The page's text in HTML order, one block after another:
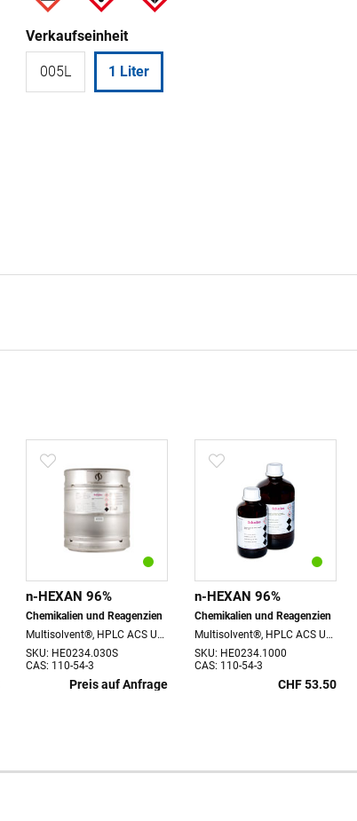
Verkaufseinheit
005L 1 Liter
n-HEXAN 96%
Chemikalien und Reagenzien
Multisolvent®, HPLC ACS UV-VIS, 30 lt. Edelstahlfass
SKU: HE0234.030S
CAS: 110-54-3
Preis auf Anfrage
n-HEXAN 96%
Chemikalien und Reagenzien
Multisolvent®, HPLC ACS UV-VIS, 1 lt. Flasche
SKU: HE0234.1000
CAS: 110-54-3
CHF 53.50